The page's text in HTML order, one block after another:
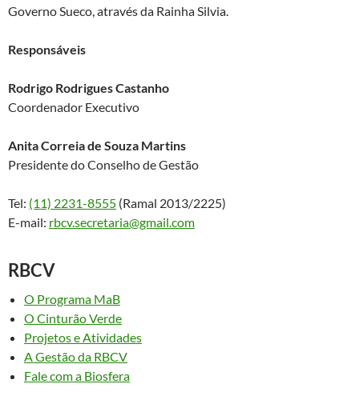
Governo Sueco, através da Rainha Silvia.
Responsáveis
Rodrigo Rodrigues Castanho
Coordenador Executivo
Anita Correia de Souza Martins
Presidente do Conselho de Gestão
Tel: (11) 2231-8555 (Ramal 2013/2225)
E-mail: rbcv.secretaria@gmail.com
RBCV
O Programa MaB
O Cinturão Verde
Projetos e Atividades
A Gestão da RBCV
Fale com a Biosfera